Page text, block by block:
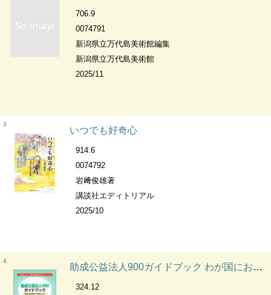
706.9
0074791
新潟県立万代島美術館編集
新潟県立万代島美術館
2025/11
3
いつでも好奇心
914.6
0074792
岩﨑俊雄著
講談社エディトリアル
2025/10
4
助成公益法人900ガイドブック わが国において奨学金給付等を行っている
324.12